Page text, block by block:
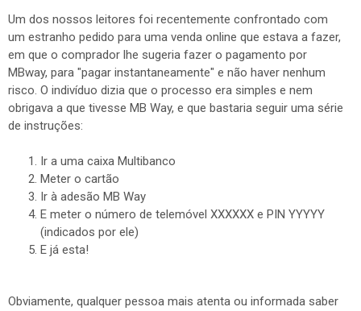
Um dos nossos leitores foi recentemente confrontado com
um estranho pedido para uma venda online que estava a fazer,
em que o comprador lhe sugeria fazer o pagamento por
MBway, para "pagar instantaneamente" e não haver nenhum
risco. O indivíduo dizia que o processo era simples e nem
obrigava a que tivesse MB Way, e que bastaria seguir uma série
de instruções:
Ir a uma caixa Multibanco
Meter o cartão
Ir à adesão MB Way
E meter o número de telemóvel XXXXXX e PIN YYYYY
(indicados por ele)
E já esta!
Obviamente, qualquer pessoa mais atenta ou informada saber